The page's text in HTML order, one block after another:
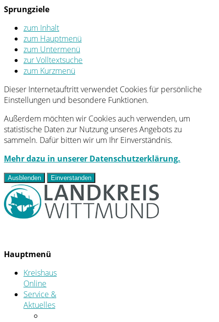
Sprungziele
zum Inhalt
zum Hauptmenü
zum Untermenü
zur Volltextsuche
zum Kurzmenü
Dieser Internetauftritt verwendet Cookies für persönliche
Einstellungen und besondere Funktionen.
Außerdem möchten wir Cookies auch verwenden, um
statistische Daten zur Nutzung unseres Angebots zu
sammeln. Dafür bitten wir um Ihr Einverständnis.
Mehr dazu in unserer Datenschutzerklärung.
Ausblenden Einverstanden
Hauptmenü
Kreishaus
Online
Service &
Aktuelles